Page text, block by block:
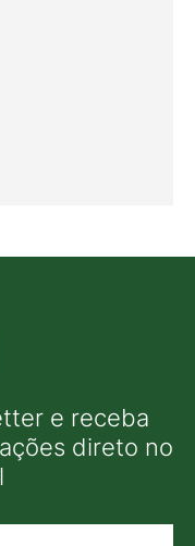
e receba
direto no